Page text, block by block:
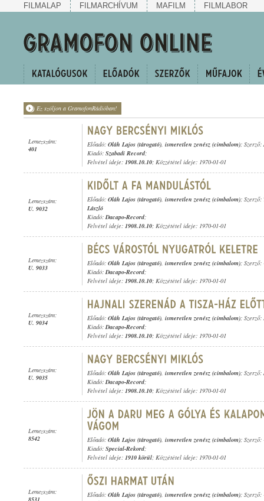
FILMALAP FILMARCHÍVUM MAFILM FILMLABOR
Ez szóljon a GramofonRádióban!
Lemezszám:
401
Előadó: Oláh Lajos (tárogató), ismeretlen zenész (cimbalom); Szerző:
Kiadó: Szabadi Record;
Felvétel ideje: 1908.10.10; Közzététel ideje: 1970-01-01
Lemezszám:
U. 9032
Előadó: Oláh Lajos (tárogató), ismeretlen zenész (cimbalom); Szerző:
László
Kiadó:Dacapo-Record;
Felvétel ideje: 1908.10.10; Közzététel ideje: 1970-01-01
Lemezszám:
U. 9033
Előadó: Oláh Lajos (tárogató), ismeretlen zenész (cimbalom); Szerző:
Kiadó:Dacapo-Record;
Felvétel ideje: 1908.10.10; Közzététel ideje: 1970-01-01
Lemezszám:
U. 9034
Előadó: Oláh Lajos (tárogató), ismeretlen zenész (cimbalom); Szerző:
Kiadó:Dacapo-Record;
Felvétel ideje: 1908.10.10; Közzététel ideje: 1970-01-01
Lemezszám:
U. 9035
Előadó: Oláh Lajos (tárogató), ismeretlen zenész (cimbalom); Szerző:
Kiadó:Dacapo-Record;
Felvétel ideje: 1908.10.10; Közzététel ideje: 1970-01-01
Lemezszám:
8542
Előadó: Oláh Lajos (tárogató), ismeretlen zenész (cimbalom); Szerző:
Kiadó: Special-Rekord;
Felvétel ideje: 1910 körül; Közzététel ideje: 1970-01-01
Lemezszám:
8531
Előadó: Oláh Lajos (tárogató), ismeretlen zenész (cimbalom); Szerző: